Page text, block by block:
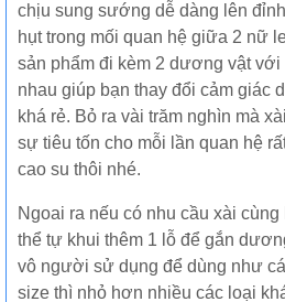
chịu sung sướng dễ dàng lên
hụt trong mối quan hệ giữa 2 nữ
sản phẩm đi kèm 2 dương vật
nhau giúp bạn thay đổi cảm giác
khá rẻ. Bỏ ra vài trăm nghìn mà
sự tiêu tốn cho mỗi lần quan hệ
cao su thôi nhé.
Ngoai ra nếu có nhu cầu xài
thể tự khui thêm 1 lỗ để gắn
vô người sử dụng để dùng như
size thì nhỏ hơn nhiều các loại